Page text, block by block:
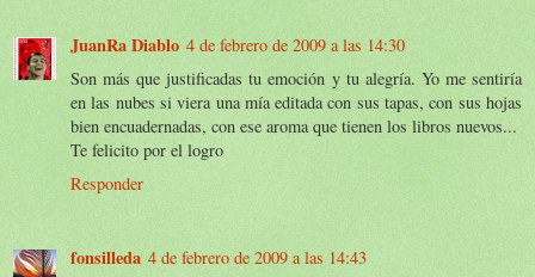
JuanRa Diablo 4 de febrero de 2009 a las 14:30
Son más que justificadas tu emoción y tu alegría. Yo me sentiría
en las nubes si viera una mía editada con sus tapas, con sus hojas
bien encuadernadas, con ese aroma que tienen los libros nuevos...
Te felicito por el logro
Responder
fonsilleda 4 de febrero de 2009 a las 14:43